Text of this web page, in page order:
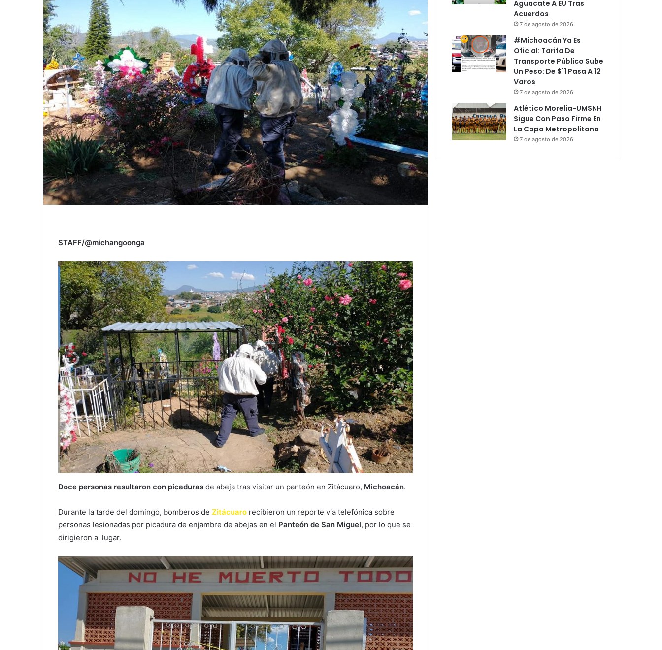
STAFF/@michangoonga
Doce personas resultaron con picaduras de abeja tras visitar un panteón en Zitácuaro, Michoacán.
Durante la tarde del domingo, bomberos de Zitácuaro recibieron un reporte vía telefónica sobre
personas lesionadas por picadura de enjambre de abejas en el Panteón de San Miguel, por lo que se
dirigieron al lugar.
Aguacate A EU Tras
Acuerdos
7 de agosto de 2026
#Michoacán Ya Es
Oficial: Tarifa De
Transporte Público Sube
Un Peso: De $11 Pasa A 12
Varos
7 de agosto de 2026
Atlético Morelia-UMSNH
Sigue Con Paso Firme En
La Copa Metropolitana
7 de agosto de 2026